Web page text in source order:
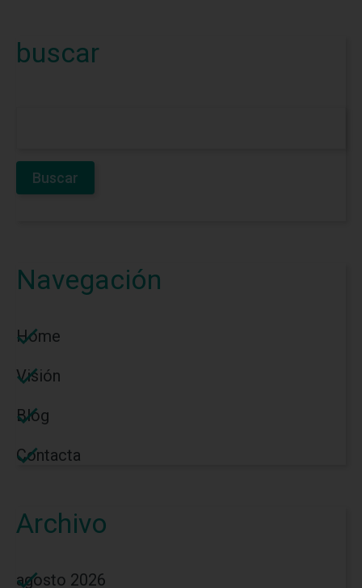
buscar
Navegación
Home
Visión
Blog
Contacta
Archivo
agosto 2026